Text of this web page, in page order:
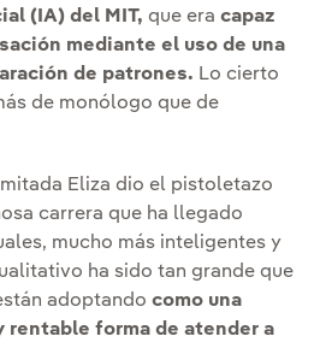
(IA) del MIT, que era capaz
mediante el uso de una
de patrones. Lo cierto
de monólogo que de
Eliza dio el pistoletazo
carrera que ha llegado
mucho más inteligentes y
ha sido tan grande que
adoptando como una
rentable forma de atender a